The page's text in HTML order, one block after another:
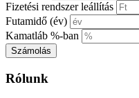
Fizetési rendszer leállítás
Futamidő (év)
Kamatláb %-ban
Számolás
Rólunk